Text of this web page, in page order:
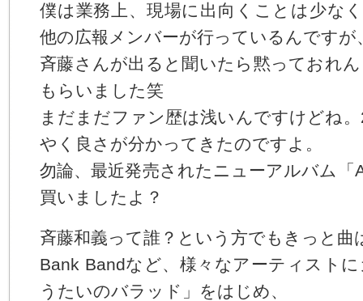
僕は業務上、現場に出向くことは少な
他の広報メンバーが行っているんですが
斉藤さんが出ると聞いたら黙っておれ
もらいました笑
まだまだファン歴は浅いんですけどね
やく良さが分かってきたのですよ。
勿論、最近発売されたニューアルバム「
買いましたよ？
斉藤和義って誰？という方でもきっと曲
Bank Bandなど、様々なアーティスト
うたいのバラッド」をはじめ、